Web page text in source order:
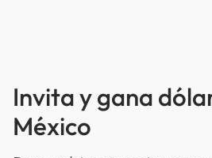
Invita y gana
México